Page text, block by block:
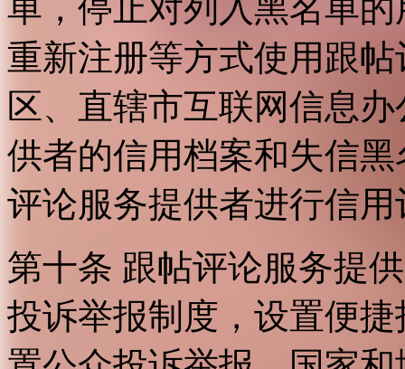
单，停止对列入黑名单
重新注册等方式使用跟
区、直辖市互联网信息
供者的信用档案和失信
评论服务提供者进行信用
第十条 跟帖评论服务提
投诉举报制度，设置便